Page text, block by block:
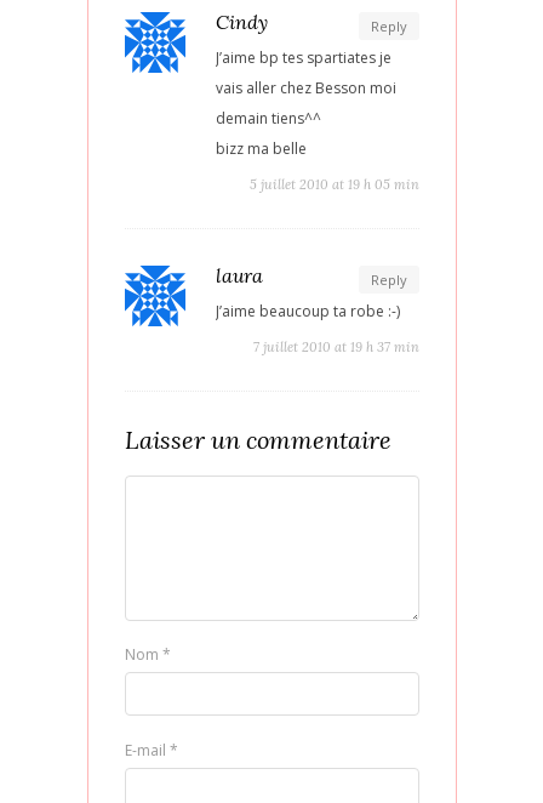
Reply
Cindy
J’aime bp tes spartiates je
vais aller chez Besson moi
demain tiens^^
bizz ma belle
5 juillet 2010 at 19 h 05 min
Reply
laura
J’aime beaucoup ta robe :-)
7 juillet 2010 at 19 h 37 min
Laisser un commentaire
Nom *
E-mail *